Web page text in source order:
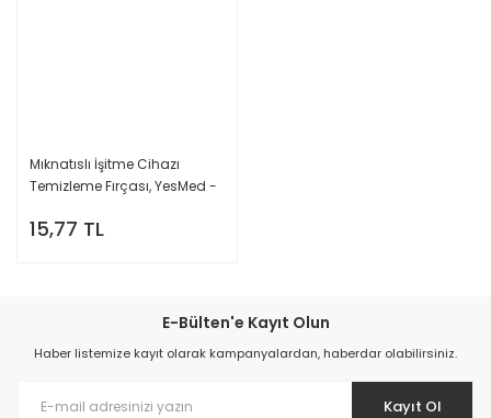
Mıknatıslı İşitme Cihazı
Temizleme Fırçası, YesMed -
15,77 TL
E-Bülten'e Kayıt Olun
Haber listemize kayıt olarak kampanyalardan, haberdar olabilirsiniz.
Kayıt Ol